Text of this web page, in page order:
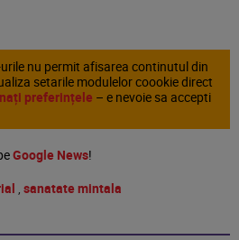
nu permit afisarea continutul din
setarile modulelor coookie direct
preferințele – e nevoie sa accepti
Google News!
, sanatate mintala